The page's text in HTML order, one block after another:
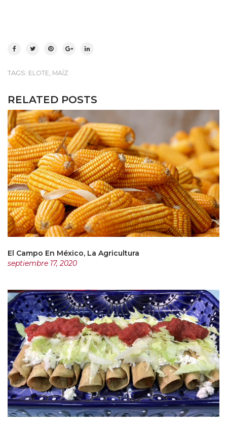
TAGS: ELOTE MAÍZ
RELATED POSTS
El Campo En México, La Agricultura
septiembre 17, 2020